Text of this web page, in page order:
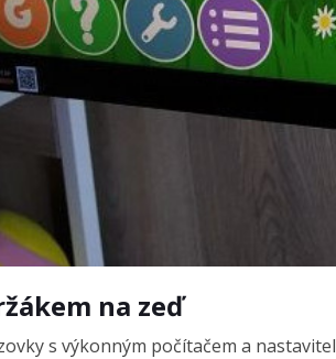
na zeď
s výkonným počítačem a